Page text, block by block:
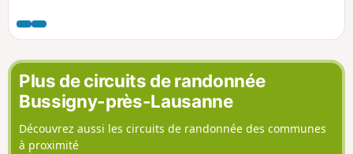
situent très majoritairement dans des
propriétés privées. On bénéficie, d'un
côté, de très beaux points de vue sur la
rive opposée du lac et les Alpes
Vaudoises et, de l'autre côté, d'une vue
sur les à-pics qui surplombent le lac.
Plus de circuits de randonnée
Bussigny-près-Lausanne
Découvrez aussi les circuits de randonnée des communes
à proximité